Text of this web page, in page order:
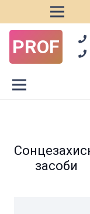
PROF
засоби